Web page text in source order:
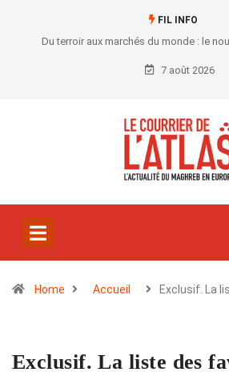
FIL INFO
Du terroir aux marchés du monde : le
7 août 2026
Home Accueil Exclusif. La
Exclusif. La liste des